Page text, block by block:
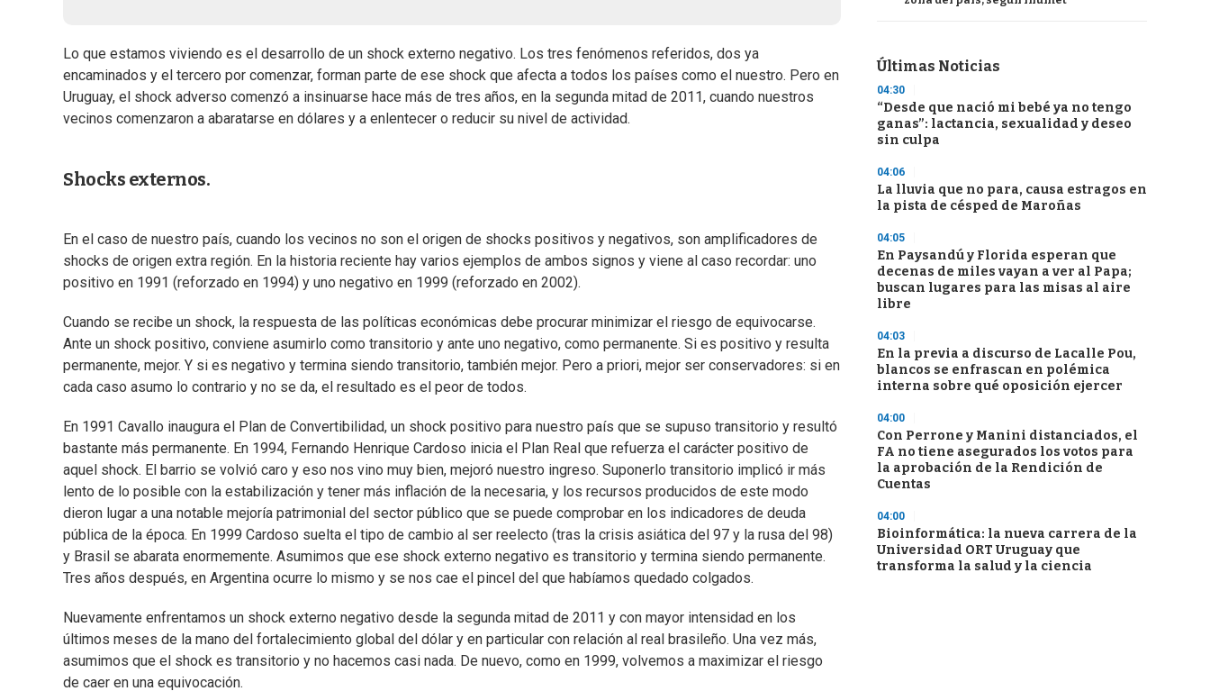
Lo que estamos viviendo es el desarrollo de un shock externo negativo. Los tres fenómenos referidos, dos ya
encaminados y el tercero por comenzar, forman parte de ese shock que afecta a todos los países como el nuestro. Pero en
Uruguay, el shock adverso comenzó a insinuarse hace más de tres años, en la segunda mitad de 2011, cuando nuestros
vecinos comenzaron a abaratarse en dólares y a enlentecer o reducir su nivel de actividad.
Shocks externos.
En el caso de nuestro país, cuando los vecinos no son el origen de shocks positivos y negativos, son amplificadores de
shocks de origen extra región. En la historia reciente hay varios ejemplos de ambos signos y viene al caso recordar: uno
positivo en 1991 (reforzado en 1994) y uno negativo en 1999 (reforzado en 2002).
Cuando se recibe un shock, la respuesta de las políticas económicas debe procurar minimizar el riesgo de equivocarse.
Ante un shock positivo, conviene asumirlo como transitorio y ante uno negativo, como permanente. Si es positivo y resulta
permanente, mejor. Y si es negativo y termina siendo transitorio, también mejor. Pero a priori, mejor ser conservadores: si en
cada caso asumo lo contrario y no se da, el resultado es el peor de todos.
En 1991 Cavallo inaugura el Plan de Convertibilidad, un shock positivo para nuestro país que se supuso transitorio y resultó
bastante más permanente. En 1994, Fernando Henrique Cardoso inicia el Plan Real que refuerza el carácter positivo de
aquel shock. El barrio se volvió caro y eso nos vino muy bien, mejoró nuestro ingreso. Suponerlo transitorio implicó ir más
lento de lo posible con la estabilización y tener más inflación de la necesaria, y los recursos producidos de este modo
dieron lugar a una notable mejoría patrimonial del sector público que se puede comprobar en los indicadores de deuda
pública de la época. En 1999 Cardoso suelta el tipo de cambio al ser reelecto (tras la crisis asiática del 97 y la rusa del 98)
y Brasil se abarata enormemente. Asumimos que ese shock externo negativo es transitorio y termina siendo permanente.
Tres años después, en Argentina ocurre lo mismo y se nos cae el pincel del que habíamos quedado colgados.
Nuevamente enfrentamos un shock externo negativo desde la segunda mitad de 2011 y con mayor intensidad en los
últimos meses de la mano del fortalecimiento global del dólar y en particular con relación al real brasileño. Una vez más,
asumimos que el shock es transitorio y no hacemos casi nada. De nuevo, como en 1999, volvemos a maximizar el riesgo
de caer en una equivocación.
Últimas Noticias
04:30
“Desde que nació mi bebé ya no tengo
ganas”: lactancia, sexualidad y deseo
sin culpa
04:06
La lluvia que no para, causa estragos en
la pista de césped de Maroñas
04:05
En Paysandú y Florida esperan que
decenas de miles vayan a ver al Papa;
buscan lugares para las misas al aire
libre
04:03
En la previa a discurso de Lacalle Pou,
blancos se enfrascan en polémica
interna sobre qué oposición ejercer
04:00
Con Perrone y Manini distanciados, el
FA no tiene asegurados los votos para
la aprobación de la Rendición de
Cuentas
04:00
Bioinformática: la nueva carrera de la
Universidad ORT Uruguay que
transforma la salud y la ciencia